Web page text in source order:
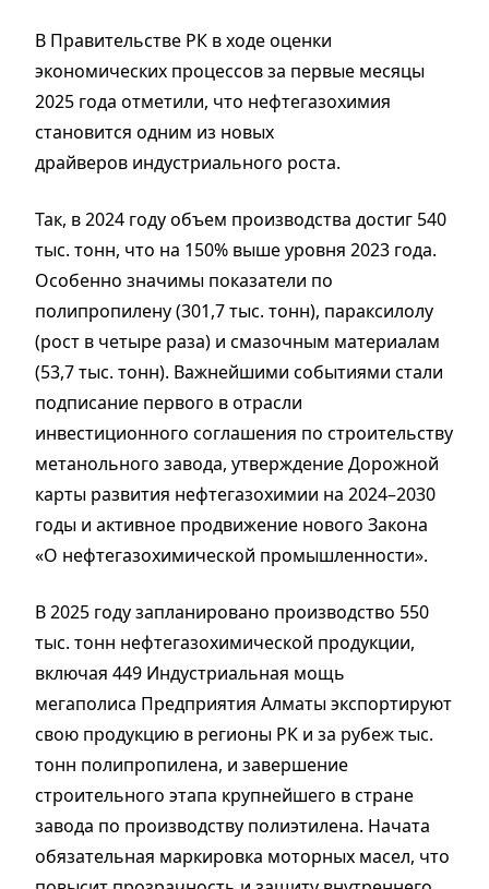
В Правительстве РК в ходе оценки
экономических процессов за первые месяцы
2025 года отметили, что нефтегазохимия
становится одним из новых
драйверов индустриального роста.
Так, в 2024 году объем производства достиг 540
тыс. тонн, что на 150% выше уровня 2023 года.
Особенно значимы показатели по
полипропилену (301,7 тыс. тонн), параксилолу
(рост в четыре раза) и смазочным материалам
(53,7 тыс. тонн). Важнейшими событиями стали
подписание первого в отрасли
инвестиционного соглашения по строительству
метанольного завода, утверждение Дорожной
карты развития нефтегазохимии на 2024–2030
годы и активное продвижение нового Закона
«О нефтегазохимической промышленности».
В 2025 году запланировано производство 550
тыс. тонн нефтегазохимической продукции,
включая 449 Индустриальная мощь
мегаполиса Предприятия Алматы экспортируют
свою продукцию в регионы РК и за рубеж тыс.
тонн полипропилена, и завершение
строительного этапа крупнейшего в стране
завода по производству полиэтилена. Начата
обязательная маркировка моторных масел, что